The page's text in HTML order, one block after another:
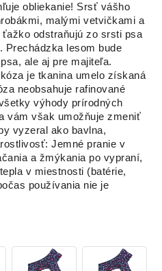
obliekanie! Srsť vášho
malými vetvičkami a
odstraňujú zo srsti psa
Prechádzka lesom bude
ale aj pre majiteľa.
je tkanina umelo získaná
neobsahuje rafinované
výhody prírodných
vám však umožňuje zmeniť
vyzeral ako bavlna,
Jemné pranie v
a žmýkania po vypraní,
v miestnosti (batérie,
používania nie je